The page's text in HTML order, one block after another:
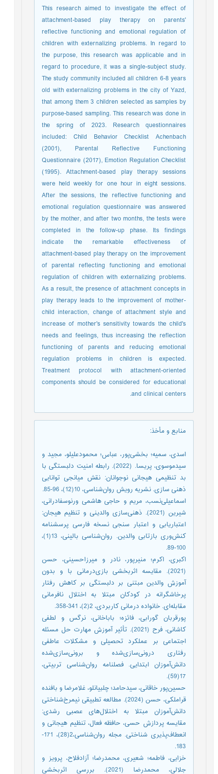
This research aimed to investigate the effect of
attachment-based play therapy on parents'
reflective functioning and emotional regulation of
children with externalizing problems. In regard to
the purpose, this research was applicable and in
regard to procedure, it was a single-subject study.
The study community included all children 6-8 years
old with externalizing problems in the city of Yazd,
that among them 3 children selected as samples by
purpose-based sampling. This research was done in
the spring of 2023. Research questionnaires
included: Child Behavior Checklist Achenbach
(2001), Parental Reflective Functioning
Questionnaire (2017), Emotion Regulation Checklist
(1995). Attachment-based play therapy sessions
were held weekly for one hour in eight sessions.
After the sessions, the reflective functioning and
emotional regulation questionnaire was answered
by the mother, and after two months, the tests were
completed in the follow-up phase. Its findings
indicate the remarkable effectiveness of
attachment-based play therapy on the improvement
of parental reflecting functioning and emotional
regulation of children with externalizing problems.
As a result, the presence of attachment concepts in
play therapy leads to the improvement of mother-
child interaction, change of attachment style and
increase of mother's sensitivity towards the child's
needs and feelings, thus increasing the reflection
functioning of parents and reducing emotional
regulation problems in children is expected.
Treatment protocol with attachment-oriented
components should be considered for educational
and clinical centers.
منابع و مأخذ:
اسدی، سمیه؛ بخشی‌پور، عباس؛ محمودعلیلو، مجید و
سیدموسوی، پریسا. (2022). رابطه امنیت دلبستگی با
بد تنظیمی هیجانی نوجوانان: نقش میانجی توانایی
ذهنی سازی. نشریه رویش روان‌شناسی، 10(12)، 96-85.
اسماعیلی‌نسب، مریم و حاجی هاشمی ورنوسفادرانی،
شیرین (2021). ذهنی‌سازی والدینی و تنظیم هیجان:
اعتباریابی و ‌اعتبار سنجی نسخه فارسی پرسشنامه
کنش‌وری بازتابی والدین. روان‌شناسی بالینی، 13(1)،
100-89.
اکبری، اکرم؛ منیرپور، نادر و میرزاحسینی، حسن
(2021). مقایسه اثربخشی بازی‌درمانی با و بدون
آموزش والدین مبتنی بر دلبستگی بر کاهش رفتار
پرخاشگرانه در کودکان مبتلا به اختلال نافرمانی
مقابله‌ای. خانواده درمانی کاربردی، 2(2)، 341-358.
پورقربان گورابی، فائزه؛ باباخانی، نرگس و لطفی
کاشانی، فرح (2021). تأثیر آموزش مهارت حل مسئله
اجتماعی بر عملکرد تحصیلی و مشکلات عاطفی
رفتاری درونی‌سازی‌شده و برونی‌سازی‌شده
دانش‌آموزان ابتدایی. فصلنامه روان‌شناسی تربیتی،
17(59).
حسین‌پور خاقانی، سیدحامد؛ چلبیانلو، غلامرضا و بافنده
قراملکی، حسن (2024). مطالعه تطبیقی نیمرخ‌شناختی
دانش‏‌آموزان مبتلا به اختلال‌های عصبی رشدی:
مقایسه پردازش حسی، حافظه فعال، تنظیم هیجانی و
انعطاف‏‌پذیری شناختی. مجله روان‌شناسی،2(28)، 171-
183.
خزایی، فاطمه؛ شعیری، محمدرضا؛ آزادفلاح، پرویز و
جلالی، محمدرضا (2021). بررسی اثربخشی